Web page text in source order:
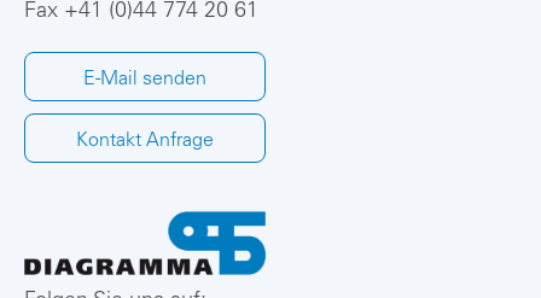
Fax +41 (0)44 774 20 61
E-Mail senden
Kontakt Anfrage